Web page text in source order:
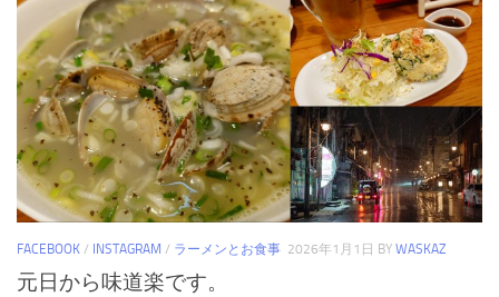
FACEBOOK / INSTAGRAM / ラーメンとお食事 2026年1月1日 BY WASKAZ
元日から味道楽です。